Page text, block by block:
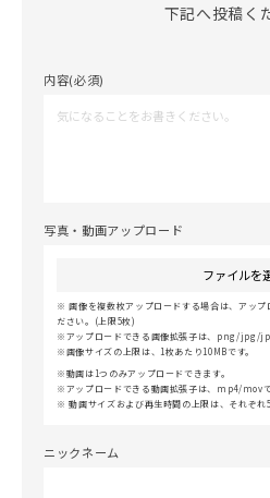
下記へ投稿く
内容(必須)
写真・動画アップロード
ファイルを
画像を複数枚アップロードする場合は、アッ
ださい。(上限5枚)
アップロードできる画像拡張子は、png/jpg/
画像サイズの上限は、1枚あたり10MBです。
動画は1つのみアップロードできます。
アップロードできる動画拡張子は、mp4/movで
動画サイズおよび再生時間の上限は、それぞれ
ニックネーム